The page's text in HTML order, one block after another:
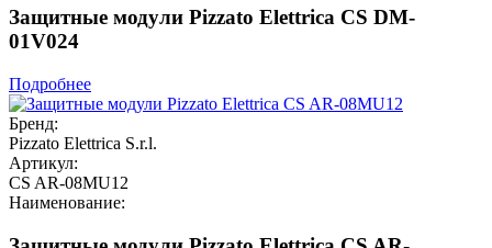
Защитные модули Pizzato Elettrica CS DM-
01V024
Подробнее
Бренд:
Pizzato Elettrica S.r.l.
Артикул:
CS AR-08MU12
Наименование: